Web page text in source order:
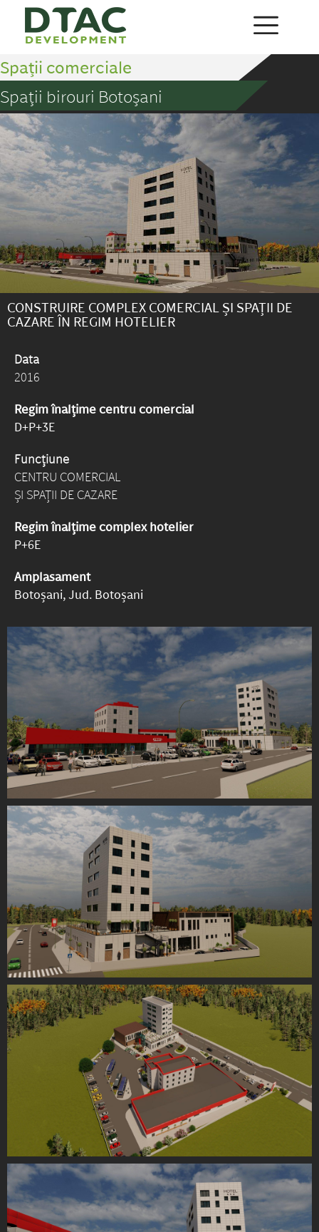
Spații comerciale
Spații birouri Botoșani
CONSTRUIRE COMPLEX COMERCIAL ȘI SPAȚII DE
CAZARE ÎN REGIM HOTELIER
Data
2016
Regim înalțime centru comercial
D+P+3E
Funcțiune
CENTRU COMERCIAL
ȘI SPAȚII DE CAZARE
Regim înalțime complex hotelier
P+6E
Amplasament
Botoșani, Jud. Botoșani